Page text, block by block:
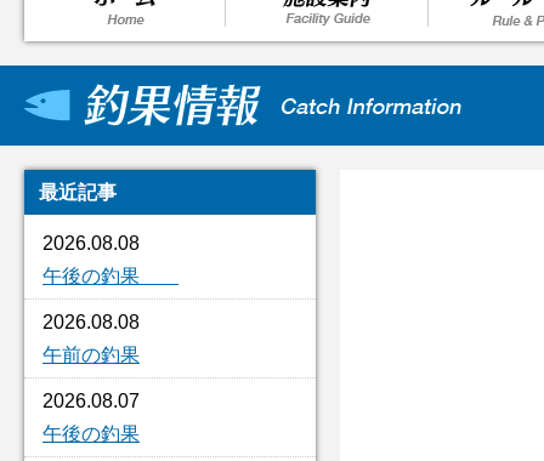
最近記事
2026.08.08
午後の釣果
2026.08.08
午前の釣果
2026.08.07
午後の釣果